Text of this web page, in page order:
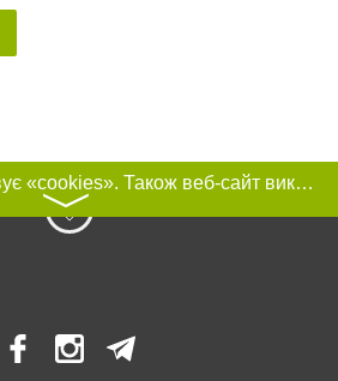
Цей сайт використовує «cookies». Також веб-сайт використовує інтернет-сервіс для збору технічних даних стосовно відвідувачів з метою отримання маркетингової та статистичної інформації. Умови обробки даних відвідувачів сайту див.
〉